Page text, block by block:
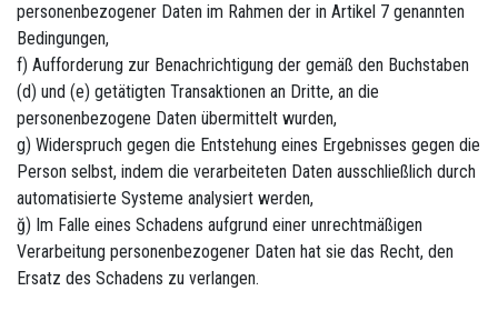
personenbezogener Daten im Rahmen der in Artikel 7 genannten
Bedingungen,
f) Aufforderung zur Benachrichtigung der gemäß den Buchstaben
(d) und (e) getätigten Transaktionen an Dritte, an die
personenbezogene Daten übermittelt wurden,
g) Widerspruch gegen die Entstehung eines Ergebnisses gegen die
Person selbst, indem die verarbeiteten Daten ausschließlich durch
automatisierte Systeme analysiert werden,
ğ) Im Falle eines Schadens aufgrund einer unrechtmäßigen
Verarbeitung personenbezogener Daten hat sie das Recht, den
Ersatz des Schadens zu verlangen.